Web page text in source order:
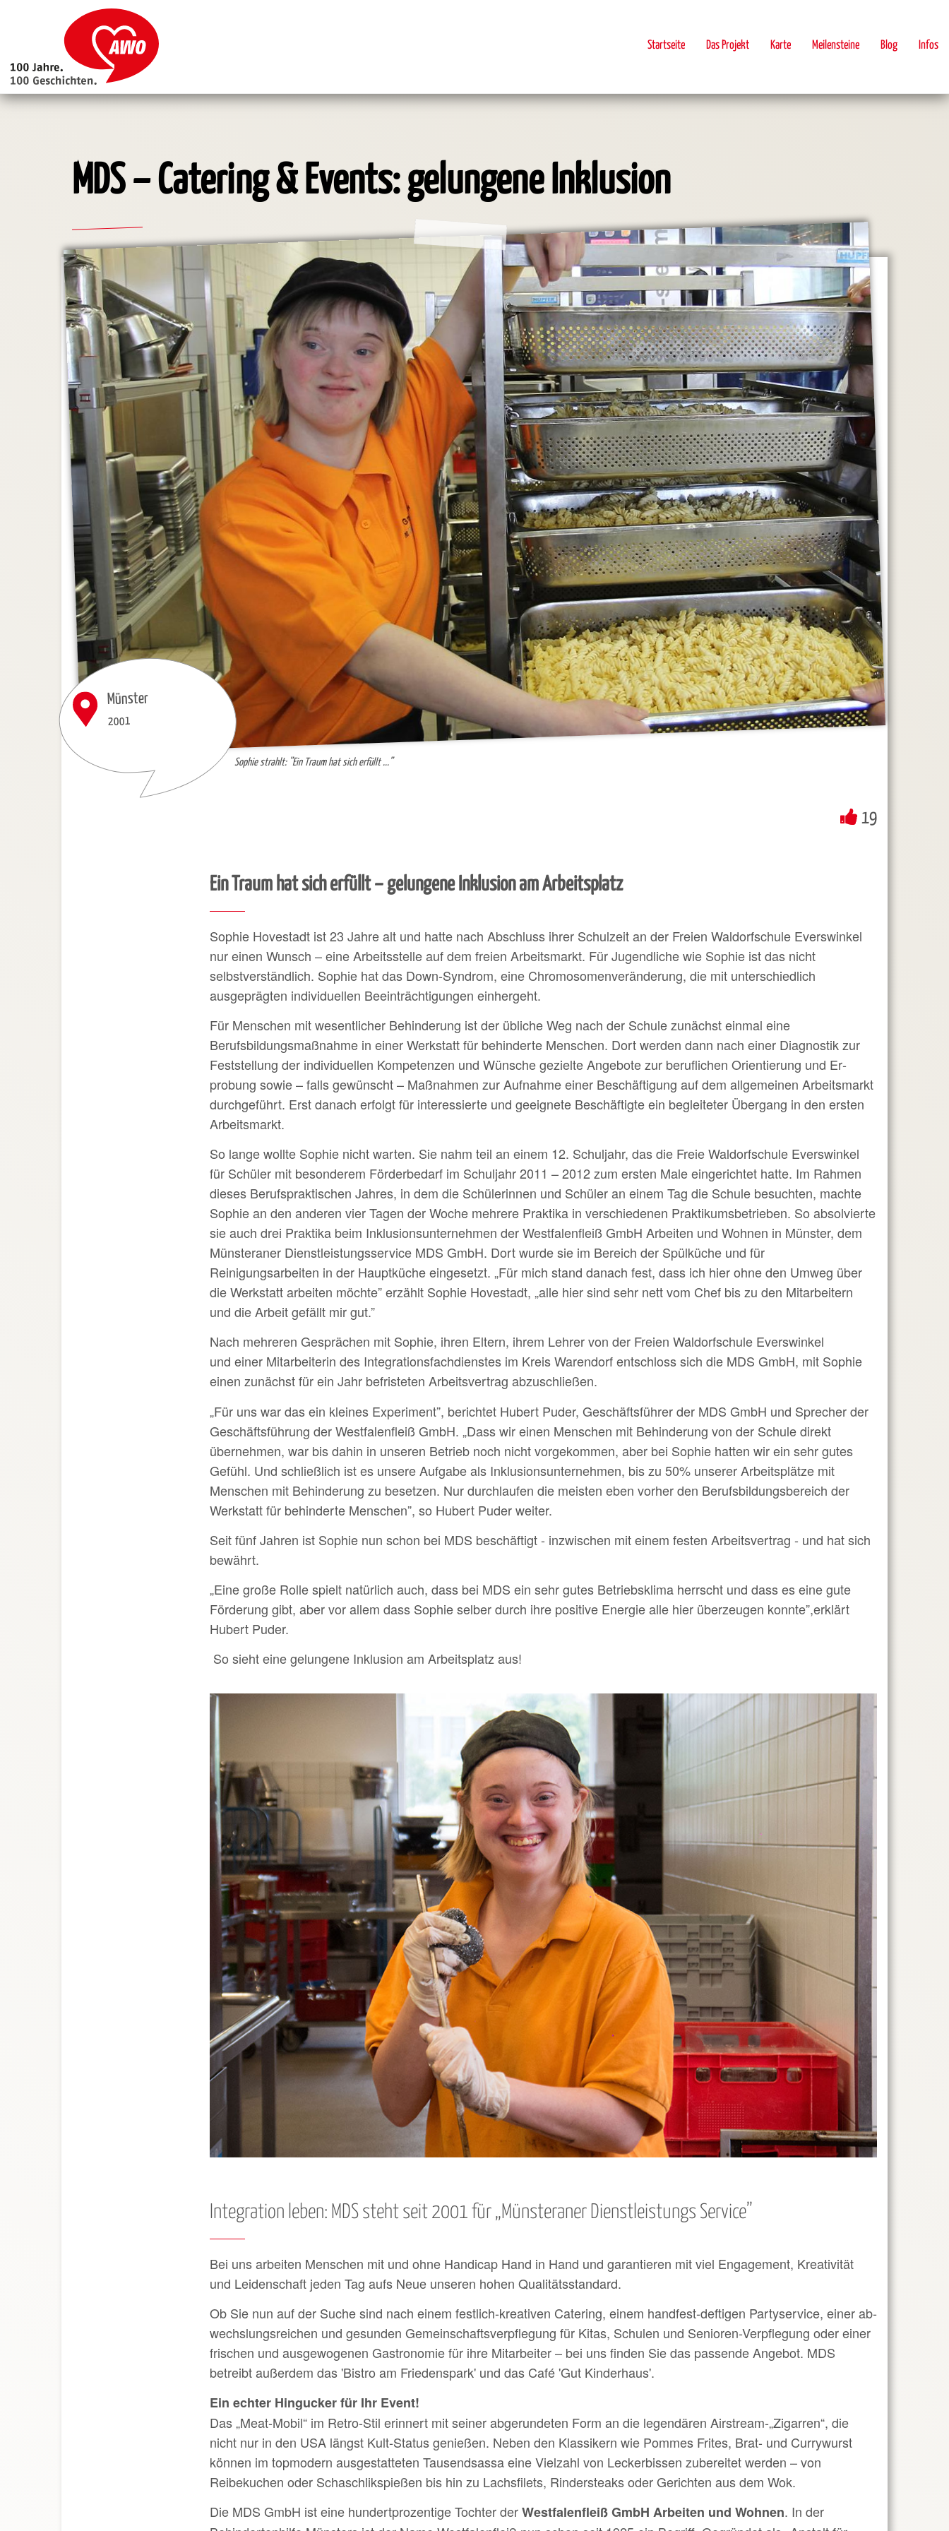
navigation
Startseite Das Projekt Karte Meilensteine Blog Infos
MDS – Catering & Events: gelungene Inklusion
Münster
2001
Sophie strahlt: ”Ein Traum hat sich erfüllt ...”
19
Ein Traum hat sich erfüllt – gelungene Inklusion am Arbeitsplatz
Sophie Hovestadt ist23 Jahre alt und hatte nach Abschluss ihrer Schulzeit an der Freien Waldorfschule Everswinkel
nur einen Wunsch – eine Arbeitsstelle auf dem freien Arbeitsmarkt. Für Jugendliche wie Sophie ist das nicht
selbstverständlich. Sophie hat das Down-Syndrom, eine Chromosomenveränderung, die mit unterschiedlich
ausgeprägten individuellen Beeinträchtigungen einhergeht.
Für Menschen mit wesentlicher Behinderung ist der übliche Weg nach der Schule zunächst einmal eine
Berufsbildungsmaßnahme in einer Werkstatt für behinderte Menschen. Dort werden dann nach einer Diagnostik zur
Feststellung der individuellen Kompetenzen und Wünsche ge­zielte An­ge­bote zur be­ruf­lichen Orien­tierung und Er­
probung sowie – falls gewünscht – Maßnahmen zur Auf­nahme einer Be­schäfti­gung auf dem all­ge­meinen Arbeits­markt
durchgeführt. Erst danach erfolgt für interessierte und geeignete Beschäftigte ein begleiteter Übergang in den ersten
Arbeitsmarkt.
So lange wollte Sophie nicht warten. Sie nahm teil an einem 12. Schuljahr, das die Freie Waldorfschule Everswinkel
für Schüler mit besonderem Förderbedarf im Schuljahr 2011 – 2012 zum ersten Male eingerichtet hatte. Im Rahmen
dieses Berufspraktischen Jahres, in dem die Schülerinnen und Schüler an einem Tag die Schule besuchten, machte
Sophie an den anderen vier Tagen der Woche mehrere Praktika in verschiedenen Praktikumsbetrieben. So absolvierte
sie auch drei Praktika beim Inklusionsunternehmen der Westfalenfleiß GmbH Arbeiten und Wohnen in Münster, dem
Münsteraner Dienstleistungsservice MDS GmbH. Dort wurde sie im Bereich der Spülküche und für
Reinigungsarbeiten in der Hauptküche eingesetzt. „Für mich stand danach fest, dass ich hier ohne den Umweg über
die Werkstatt arbeiten möchte” erzählt Sophie Hovestadt, „alle hier sind sehr nett vom Chef bis zu den Mitarbeitern
und die Arbeit gefällt mir gut.”
Nach mehreren Gesprächen mit Sophie, ihren Eltern, ihrem Lehrer von der Freien Waldorfschule Everswinkel
und einer Mitarbeiterin des Integrationsfachdienstes im Kreis Warendorf entschloss sich die MDS GmbH, mit Sophie
einen zunächst für ein Jahr befristeten Arbeitsvertrag abzuschließen.
„Für unswardas ein kleines Experiment”, berichtet Hubert Puder, Geschäftsführer der MDS GmbH und Sprecher der
Geschäftsführung der Westfalenfleiß GmbH. „Dass wir einen Menschen mit Behinderung von der Schule direkt
übernehmen, war bisdahin in unseren Betrieb noch nicht vorgekommen, aber bei Sophie hatten wir ein sehr gutes
Gefühl. Und schließlich ist es unsere Aufgabe als Inklusionsunternehmen, bis zu 50% unserer Arbeitsplätze mit
Menschen mit Behinderung zu besetzen. Nur durchlaufen die meisten eben vorher den Berufsbildungsbereich der
Werkstattfür behinderte Menschen”, so Hubert Puderweiter.
Seit fünfJahren ist Sophie nun schon bei MDS beschäftigt- inzwischen mit einem festen Arbeitsvertrag - und hat sich
bewährt.
„Eine große Rolle spielt natürlich auch, dass bei MDS ein sehr gutes Betriebsklima herrscht und dass es eine gute
Förderung gibt, aber vor allem dass Sophie selber durch ihre positive Energie alle hier überzeugen konnte”,erklärt
Hubert Puder.
So sieht eine gelungene Inklusion am Arbeitsplatz aus!
Integration leben: MDS steht seit 2001 für „Münsteraner Dienst­leistungs Service”
Bei uns arbeiten Menschen mit und ohne Handicap Hand in Hand und garan­tieren mit viel Engagement, Kreativität
und Leiden­schaft jeden Tag aufs Neue unseren hohen Qualitäts­standard.
Ob Sie nun auf der Suche sind nach einem fest­lich-­kreativen Catering, einem handfest-deftigen Party­service, einer ab­
wechslungs­reichen und gesunden Gemeinschafts­ver­pflegung für Kitas, Schulen und Senioren-Verpflegung oder einer
frischen und aus­gewoge­nen Gastronomie für ihre Mitarbeiter – bei uns finden Sie das passende Angebot. MDS
betreibt außerdem das 'Bistro am Friedenspark' und das Café 'Gut Kinderhaus'.
Ein echter Hingucker für Ihr Event!
Das „Meat-Mobil“ im Retro-Stil erinnert mit seiner abgerundeten Form an die legendären Airstream-„Zigarren“, die
nicht nur in den USA längst Kult-Status genießen. Neben den Klassikern wie Pommes Frites, Brat- und Currywurst
können im topmodern ausgestatteten Tausendsassa eine Vielzahl von Leckerbissen zubereitet werden – von
Reibekuchen oder Schaschlikspießen bis hin zu Lachsfilets, Rindersteaks oder Gerichten aus dem Wok.
Die MDS GmbH ist eine hundertprozentige Tochter derWestfalenfleiß GmbH Arbeiten und Wohnen. In der